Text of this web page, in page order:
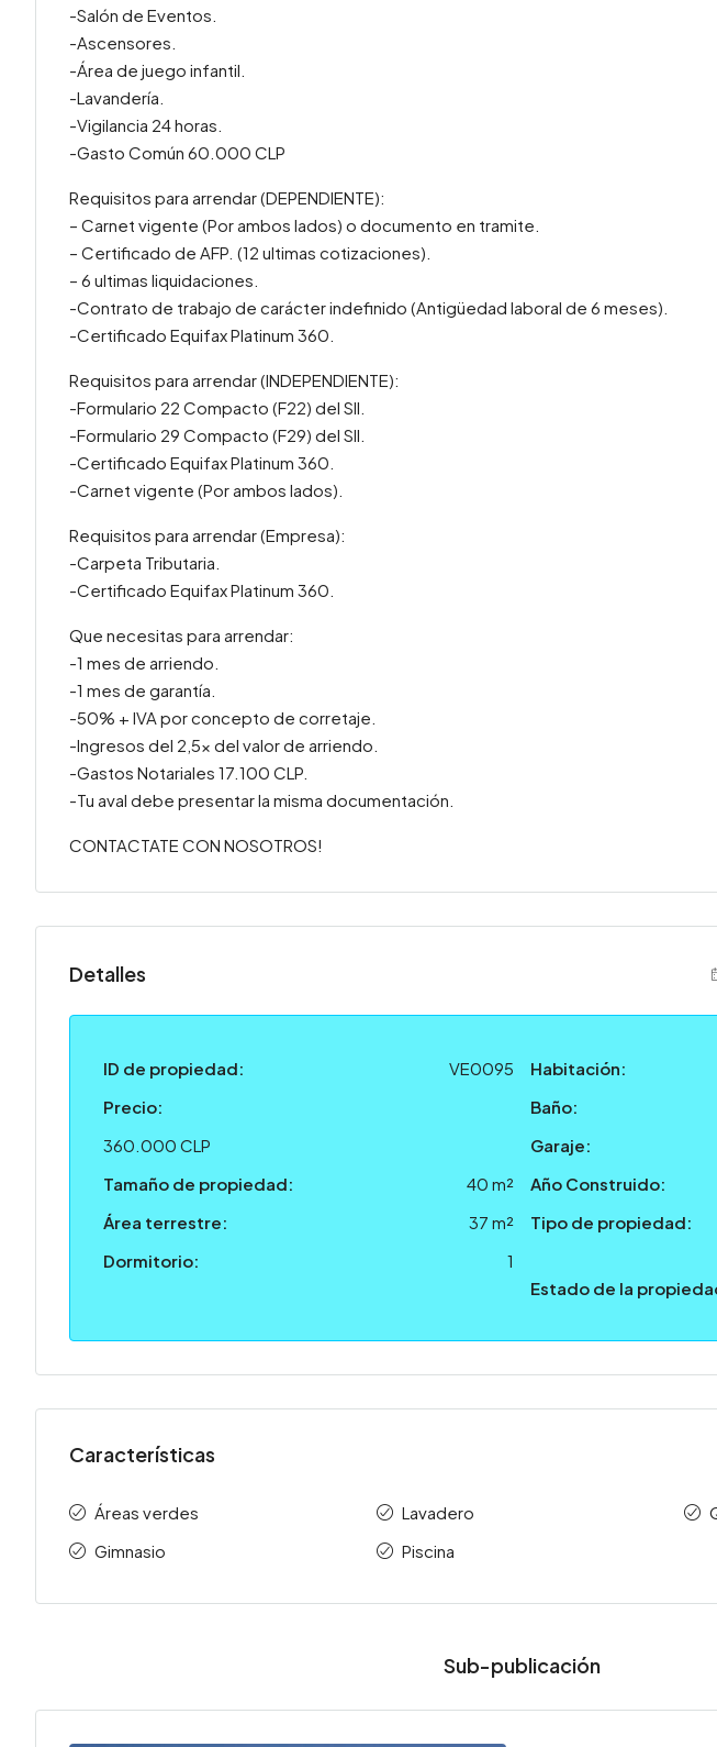
-Salón de Eventos.
-Ascensores.
-Área de juego infantil.
-Lavandería.
-Vigilancia 24 horas.
-Gasto Común 60.000 CLP
Requisitos para arrendar (DEPENDIENTE):
– Carnet vigente (Por ambos lados) o documento en tramite.
– Certificado de AFP. (12 ultimas cotizaciones).
– 6 ultimas liquidaciones.
-Contrato de trabajo de carácter indefinido (Antigüedad laboral de 6 meses).
-Certificado Equifax Platinum 360.
Requisitos para arrendar (INDEPENDIENTE):
-Formulario 22 Compacto (F22) del SII.
-Formulario 29 Compacto (F29) del SII.
-Certificado Equifax Platinum 360.
-Carnet vigente (Por ambos lados).
Requisitos para arrendar (Empresa):
-Carpeta Tributaria.
-Certificado Equifax Platinum 360.
Que necesitas para arrendar:
-1 mes de arriendo.
-1 mes de garantía.
-50% + IVA por concepto de corretaje.
-Ingresos del 2,5x del valor de arriendo.
-Gastos Notariales 17.100 CLP.
-Tu aval debe presentar la misma documentación.
CONTACTATE CON NOSOTROS!
Detalles
ID de propiedad:
VE0095
Precio:
360.000 CLP
Tamaño de propiedad:
40 m²
Área terrestre:
37 m²
Dormitorio:
1
Habitación:
Baño:
Garaje:
Año Construido:
Tipo de propiedad:
Estado de la
Características
Áreas verdes
Gimnasio
Lavadero
Piscina
Sub-publicación